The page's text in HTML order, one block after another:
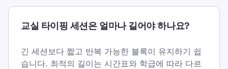
교실 타이핑 세션은 얼마나 길어야 하나요?
긴 세션보다 짧고 반복 가능한 블록이 유지하기 쉽
습니다. 최적의 길이는 시간표와 학급에 따라 다르